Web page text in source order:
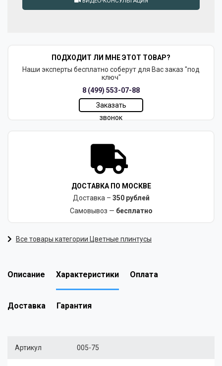
ПОДХОДИТ ЛИ МНЕ ЭТОТ ТОВАР?
Наши эксперты бесплатно соберут для Вас заказ "под
ключ"
8 (499) 553-07-88
Заказать
звонок
ДОСТАВКА ПО МОСКВЕ
Доставка – 350 рублей
Самовывоз — бесплатно
Все товары категории Цветные плинтусы
Описание Характеристики Оплата
Доставка Гарантия
Артикул 005-75